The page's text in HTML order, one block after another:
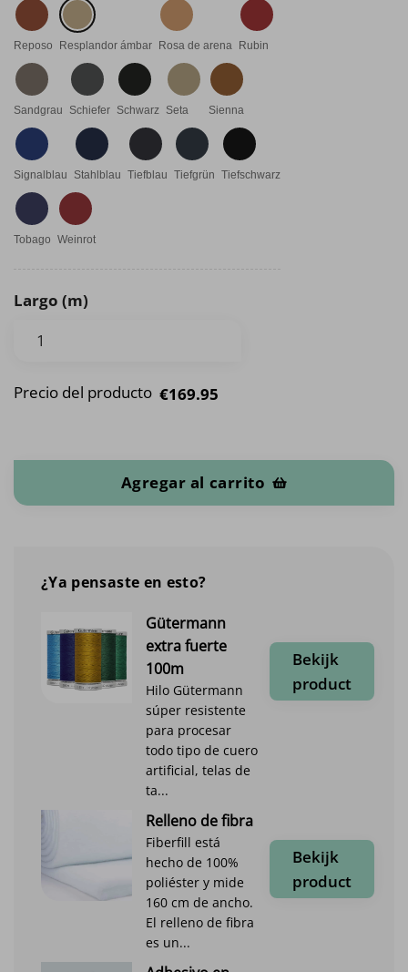
Reposo Resplandor ámbar Rosa de arena Rubin
Sandgrau Schiefer Schwarz Seta Sienna
Signalblau Stahlblau Tiefblau Tiefgrün Tiefschwarz
Tobago Weinrot
Largo (m)
Precio del producto €169.95
Agregar al carrito
¿Ya pensaste en esto?
Gütermann
extra fuerte
100m
Hilo Gütermann
súper resistente
para procesar
todo tipo de cuero
artificial, telas de
ta...
Bekijk
product
Relleno de fibra
Fiberfill está
hecho de 100%
poliéster y mide
160 cm de ancho.
El relleno de fibra
es un...
Bekijk
product